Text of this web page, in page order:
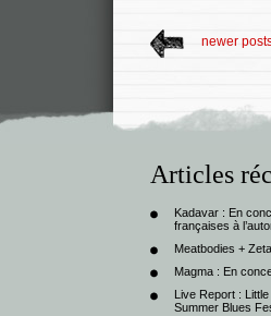
newer
Articles
Kadavar : En
françaises à
Meatbodies +
Magma : En
Live Report :
Summer Blues